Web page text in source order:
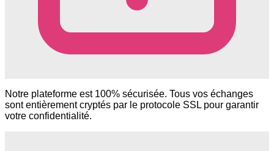
Notre plateforme est 100% sécurisée. Tous vos échanges
sont entièrement cryptés par le protocole SSL pour garantir
votre confidentialité.